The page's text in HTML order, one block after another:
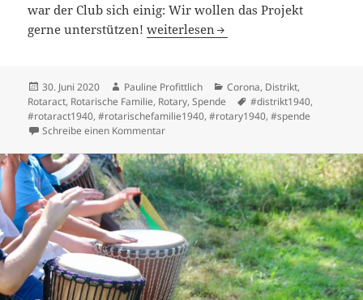
war der Club sich einig: Wir wollen das Projekt
gerne unterstützen!180 Masken in Corona Zeiten
weiterlesen
Veröffentlicht
am
30. Juni 2020 Autor
Pauline Profittlich Kategorien
Corona, Distrikt,
Rotaract, Rotarische Familie, Rotary,Spende Schlagwörter
#distrikt1940,
#rotaract1940,#rotarischefamilie1940,#rotary1940,#spende
Schreibe einen Kommentarzu 180 Masken in Corona Zeiten